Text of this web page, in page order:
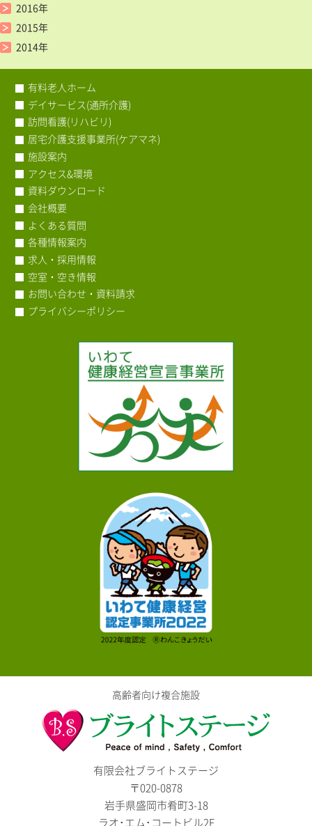
2016年
2015年
2014年
有料老人ホーム
デイサービス(通所介護)
訪問看護(リハビリ)
居宅介護支援事業所(ケアマネ)
施設案内
アクセス&環境
資料ダウンロード
会社概要
よくある質問
各種情報案内
求人・採用情報
空室・空き情報
お問い合わせ・資料請求
プライバシーポリシー
高齢者向け複合施設
有限会社ブライトステージ
〒020-0878
岩手県盛岡市肴町3-18
ラオ･エム･コートビル2F